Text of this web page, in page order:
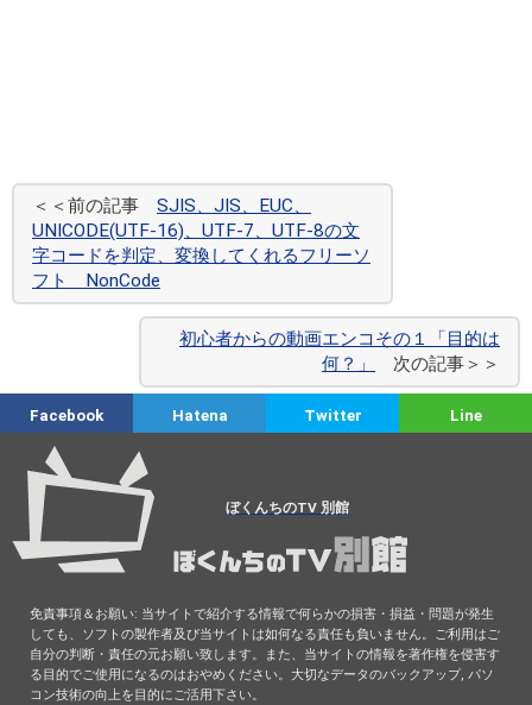
＜＜前の記事 SJIS、JIS、EUC、
UNICODE(UTF-16)、UTF-7、UTF-8の文
字コードを判定、変換してくれるフリーソ
フト NonCode
初心者からの動画エンコその１「目的は
何？」
次の記事＞＞
Facebook Hatena Twitter Line
ぼくんちのTV 別館
免責事項＆お願い: 当サイトで紹介する情報で何らかの損害・損益・問題が発生
しても、ソフトの製作者及び当サイトは如何なる責任も負いません。ご利用はご
自分の判断・責任の元お願い致します。また、当サイトの情報を著作権を侵害す
る目的でご使用になるのはおやめください。大切なデータのバックアップ, パソ
コン技術の向上を目的にご活用下さい。